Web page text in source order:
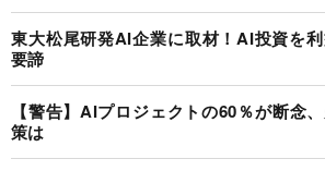
東大松尾研発AI企業に取材！AI投資を
要諦
【警告】AIプロジェクトの60％が断念
策は